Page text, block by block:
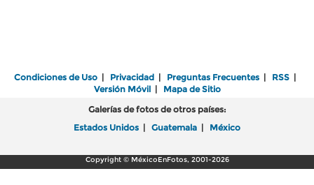
Condiciones de Uso | Privacidad | Preguntas Frecuentes | RSS |
Versión Móvil| Mapa de Sitio
Galerías de fotos de otros países:
Estados Unidos | Guatemala | México
Copyright © MéxicoEnFotos, 2001-2026